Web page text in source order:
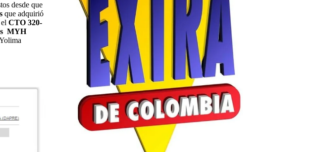
desde que
que adquirió
CTO 320-
MYH